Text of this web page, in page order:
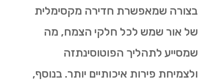
בצורה שמאפשרת חדירה מקסימלית
של אור שמש לכל חלקי הצמח, מה
שמסייע לתהליך הפוטוסינתזה
ולצמיחת פירות איכותיים יותר. בנוסף,